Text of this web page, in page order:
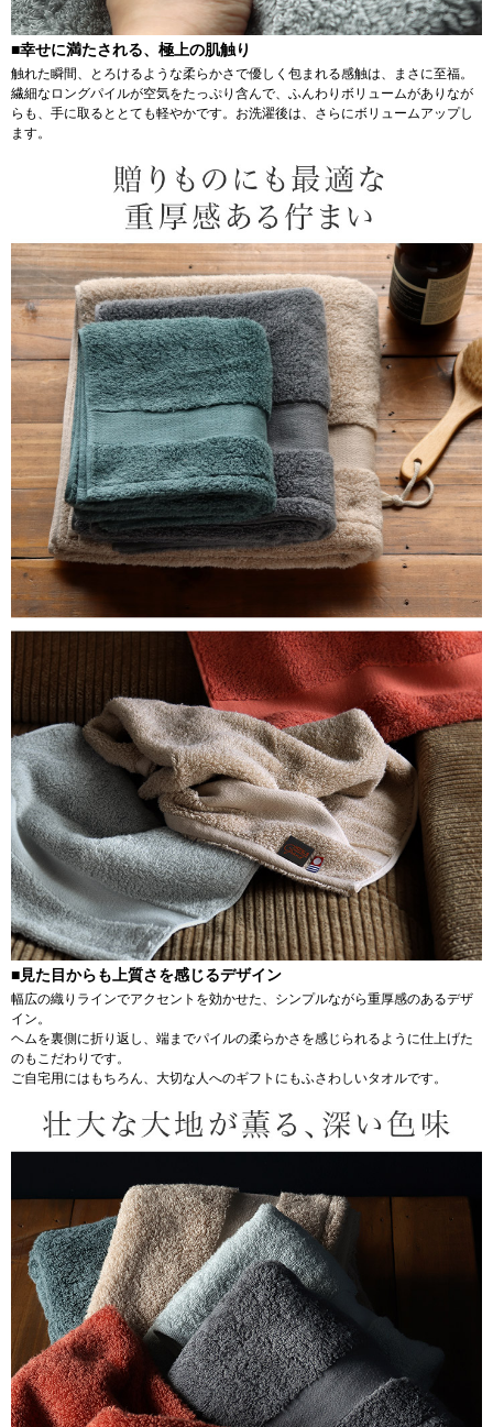
■幸せに満たされる、極上の肌触り
触れた瞬間、とろけるような柔らかさで優しく包まれる感触は、まさに至福。
繊細なロングパイルが空気をたっぷり含んで、ふんわりボリュームがありなが
らも、手に取るととても軽やかです。お洗濯後は、さらにボリュームアップし
ます。
■見た目からも上質さを感じるデザイン
幅広の織りラインでアクセントを効かせた、シンプルながら重厚感のあるデザ
イン。
ヘムを裏側に折り返し、端までパイルの柔らかさを感じられるように仕上げた
のもこだわりです。
ご自宅用にはもちろん、大切な人へのギフトにもふさわしいタオルです。